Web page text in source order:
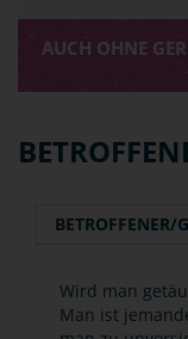
AUCH OHNE
BETROFFENER/
Wird man
Man ist